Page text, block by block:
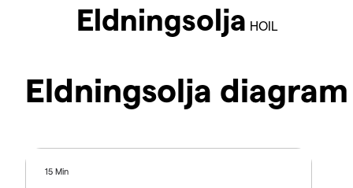
Eldningsolja HOIL
Eldningsolja diagram
15 Min